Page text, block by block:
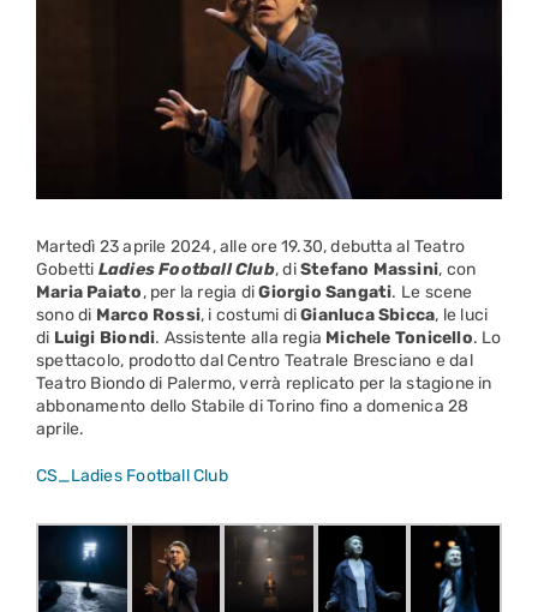
Martedì 23 aprile 2024, alle ore 19.30, debutta al Teatro
Gobetti Ladies Football Club, diStefano Massini, con
Maria Paiato, per la regia diGiorgio Sangati. Le scene
sono di Marco Rossi, i costumi diGianluca Sbicca, le luci
di Luigi Biondi. Assistente alla regia Michele Tonicello. Lo
spettacolo, prodotto dal Centro Teatrale Bresciano e dal
Teatro Biondo di Palermo, verrà replicato per la stagione in
abbonamento dello Stabile di Torino fino a domenica 28
aprile.
CS_Ladies Football Club